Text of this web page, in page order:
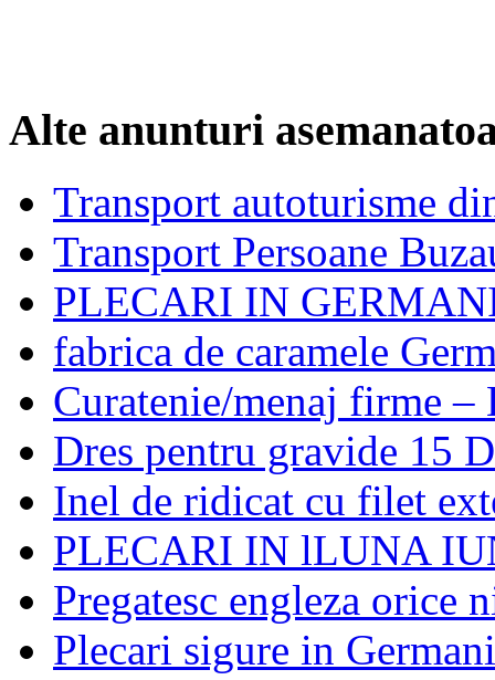
Alte anunturi
Transport autoturisme
Transport Persoane
PLECARI IN
fabrica de caramele
Curatenie/menaj firme
Dres pentru gravide 15
Inel de ridicat cu filet
PLECARI IN lLUNA
Pregatesc engleza orice
Plecari sigure in